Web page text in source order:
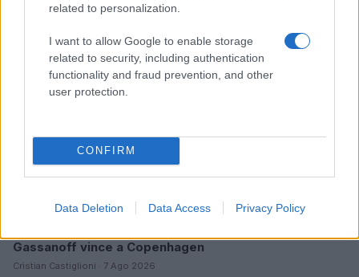
related to personalization.
I want to allow Google to enable storage
related to security, including authentication
functionality and fraud prevention, and other
user protection.
CONFIRM
Data Deletion Data Access Privacy Policy
LIFESTYLE
Gassanoff vince a Copenhagen
Cristian Castiglioni · 7 Ago 2026